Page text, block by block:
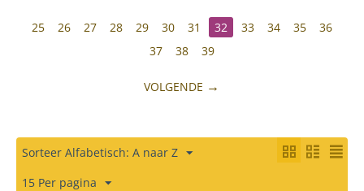
25 26 27 28 29 30 31 32 33 34 35
36
37
38 39
VOLGENDE
Sorteer Alfabetisch: A naar Z
15 Per pagina